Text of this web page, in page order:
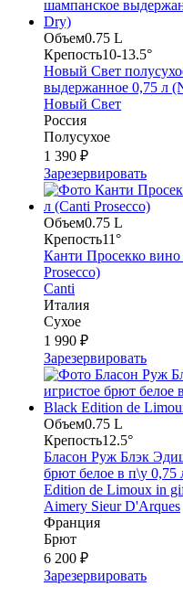
Объем0.75 L
Крепость10-13.5°
Новый Свет
выдержанное 0,75 л
Новый Свет
Россия
Полусухое
1 390 ₽
Зарезервировать
Объем0.75 L
Крепость11°
Канти Просекко вино
Prosecco)
Canti
Италия
Сухое
1 990 ₽
Зарезервировать
Объем0.75 L
Крепость12.5°
Бласон Руж Блэк
брют белое в п\у 0,75
Edition de Limoux in
Aimery Sieur D'Arques
Франция
Брют
6 200 ₽
Зарезервировать